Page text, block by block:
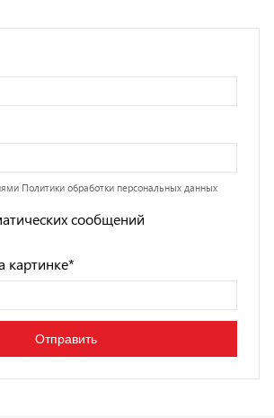
Политики обработки персональных данных
сообщений
картинке*